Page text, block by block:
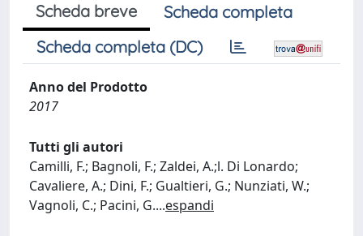
Scheda breve
Scheda completa
Scheda completa (DC)
Anno del Prodotto
2017
Tutti gli autori
Camilli, F.; Bagnoli, F.; Zaldei, A.;l. Di Lonardo;
Cavaliere, A.; Dini, F.; Gualtieri, G.; Nunziati, W.;
Vagnoli, C.; Pacini, G....espandi